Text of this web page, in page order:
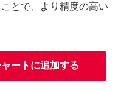
とで、より精度の高い
ートに追加する